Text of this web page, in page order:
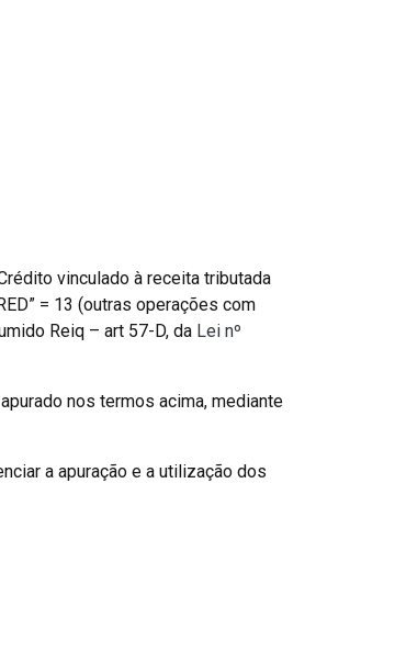
vinculado à receita tributada
= 13 (outras operações com
Reiq – art 57-D, da Lei nº
nos termos acima, mediante
a apuração e a utilização dos